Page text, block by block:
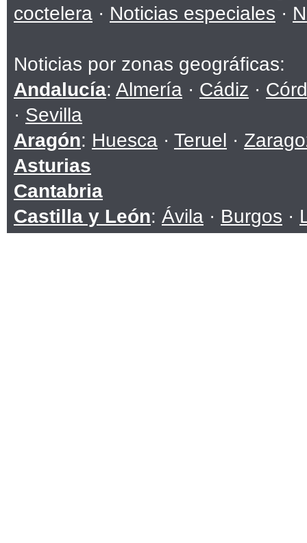
coctelera · Noticias especiales ·
Noticias por zonas geográficas:
Andalucía: Almería · Cádiz ·
· Sevilla
Aragón: Huesca · Teruel ·
Asturias
Cantabria
Castilla y León: Ávila · Burgos ·